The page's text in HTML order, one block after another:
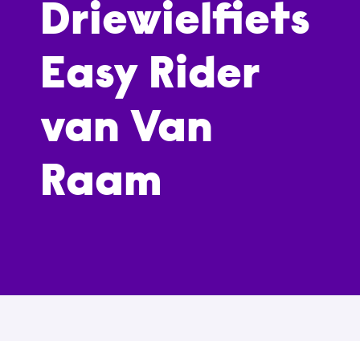
Driewielfiets
Easy Rider
van Van
Raam